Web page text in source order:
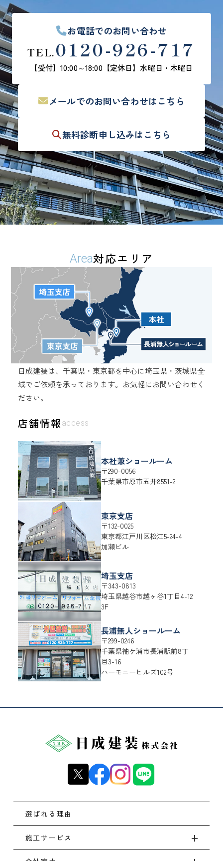
お電話でのお問い合わせ
TEL.0120-926-717
【受付】10:00～18:00 【定休日】水曜日・木曜日
メールでのお問い合わせはこちら
無料診断申し込みはこちら
Area対応エリア
日成建装は、千葉県・東京都を中心に埼玉県・茨城県全
域でご依頼を承っております。 お気軽にお問い合わせく
ださい。
店舗情報access
本社兼ショールーム
〒290-0056
千葉県市原市五井8551-2
東京支店
〒132-0025
東京都江戸川区松江5-24-4
加瀬ビル
埼玉支店
〒343-0813
埼玉県越谷市越ヶ谷1丁目4-12
3F
長浦無人ショールーム
〒299-0246
千葉県袖ケ浦市長浦駅前8丁
目3-16
ハーモニーヒルズ102号
選ばれる理由
施工サービス